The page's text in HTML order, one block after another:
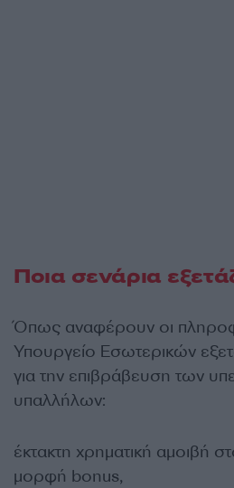
Ποια σενάρια
Όπως αναφέρουν οι
Υπουργείο Εσωτερικών
για την επιβράβευση των
υπαλλήλων:
έκτακτη χρηματική αμοιβή
μορφή bonus,